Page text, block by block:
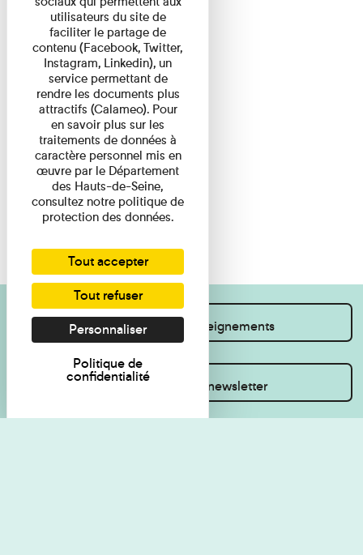
Je souhaite des renseignements
Inscrivez-vous à la newsletter
utilisateurs du site de
faciliter le partage de
contenu (Facebook, Twitter,
Instagram, Linkedin), un
service permettant de
rendre les documents plus
attractifs (Calameo). Pour
en savoir plus sur les
traitements de données à
caractère personnel mis en
œuvre par le Département
des Hauts-de-Seine,
consultez notre politique de
protection des données.
Tout accepter
Tout refuser
Personnaliser
Politique de
confidentialité